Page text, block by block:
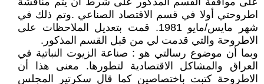
اطروحتي أولا في قسم الاقتصاد الصناعي .وتم ذلك في
شهر مايس/مايو 1981. قمت بتعديل الملاحظات على
الاطروحة والتي قدمت لي من قبل القسم المذكور.
وبما أن موضوع رسالتي هو : صناعة الزيوت النباتية في
العراق والمشاكل الاقتصادية لتطورها. معنى هذا أن
الاطروحة كتبت باختصاصين كما قال سكرتير المجلس